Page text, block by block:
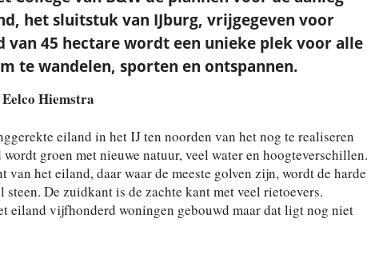
het sluitstuk van IJburg, vrijgegeven voor
van 45 hectare wordt een unieke plek voor alle
te wandelen, sporten en ontspannen.
Eelco Hiemstra
eiland in het IJ ten noorden van het nog te realiseren
groen met nieuwe natuur, veel water en hoogteverschillen.
van het eiland, daar waar de meeste golven zijn, wordt de harde
steen. De zuidkant is de zachte kant met veel rietoevers.
eiland vijfhonderd woningen gebouwd maar dat ligt nog niet